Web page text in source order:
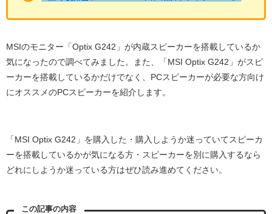
MSIのモニター「Optix G242」が内蔵スピーカーを搭載しているか
気になったので調べてみました。また、「MSI Optix G242」がスピ
ーカーを搭載しているかだけでなく、PCスピーカーが必要な方向け
にオススメのPCスピーカーを紹介します。
「MSI Optix G242」を購入した・購入しようか迷っていてスピーカ
ーを搭載しているかが気になる方・スピーカーを別に購入するなら
どれにしようか迷っている方はぜひ読み進めてください。
この記事の内容